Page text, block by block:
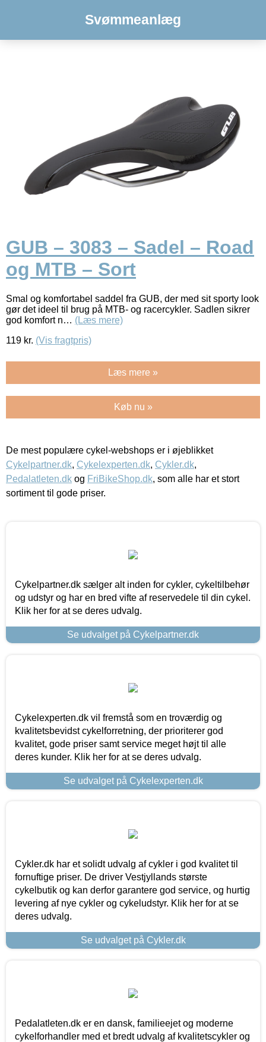
Svømmeanlæg
GUB – 3083 – Sadel – Road
og MTB – Sort
Smal og komfortabel saddel fra GUB, der med sit sporty look
gør det ideel til brug på MTB- og racercykler. Sadlen sikrer
god komfort n… (Læs mere)
119 kr. (Vis fragtpris)
Læs mere »
Køb nu »
De mest populære cykel-webshops er i øjeblikket
Cykelpartner.dk, Cykelexperten.dk, Cykler.dk,
Pedalatleten.dk og FriBikeShop.dk, som alle har et stort
sortiment til gode priser.
Cykelpartner.dk sælger alt inden for cykler, cykeltilbehør
og udstyr og har en bred vifte af reservedele til din cykel.
Klik her for at se deres udvalg.
Se udvalget på Cykelpartner.dk
Cykelexperten.dk vil fremstå som en troværdig og
kvalitetsbevidst cykelforretning, der prioriterer god
kvalitet, gode priser samt service meget højt til alle
deres kunder. Klik her for at se deres udvalg.
Se udvalget på Cykelexperten.dk
Cykler.dk har et solidt udvalg af cykler i god kvalitet til
fornuftige priser. De driver Vestjyllands største
cykelbutik og kan derfor garantere god service, og hurtig
levering af nye cykler og cykeludstyr. Klik her for at se
deres udvalg.
Se udvalget på Cykler.dk
Pedalatleten.dk er en dansk, familieejet og moderne
cykelforhandler med et bredt udvalg af kvalitetscykler og